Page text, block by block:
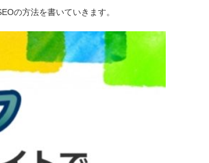
の方法を書いていきます。